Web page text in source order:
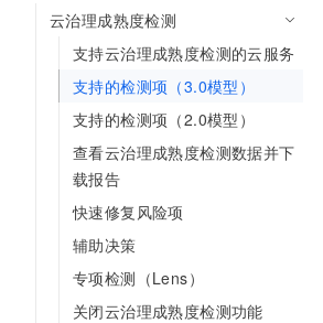
云治理成熟度检测
支持云治理成熟度检测的云服务
支持的检测项（3.0模型）
支持的检测项（2.0模型）
查看云治理成熟度检测数据并下
载报告
快速修复风险项
辅助决策
专项检测（Lens）
关闭云治理成熟度检测功能
大数据计算
媒体服务
企业服务与云通信
域名与网站
终端用户计算
Serverless
企业出海
政企业务